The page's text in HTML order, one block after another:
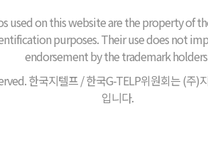
used on this website are the property of
purposes. Their use does not
endorsement by the trademark
한국지텔프 / 한국G-TELP위원회는 (주)
입니다.